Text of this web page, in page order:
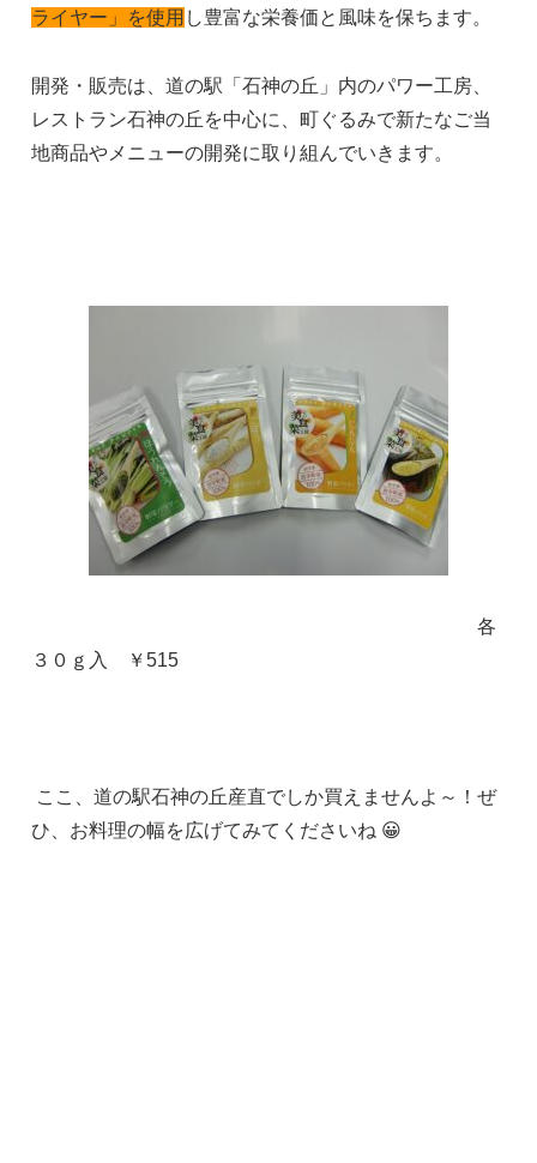
ライヤー」を使用 し豊富な栄養価と風味を保ちます。
開発・販売は、道の駅「石神の丘」内のパワー工房、
レストラン石神の丘を中心に、町ぐるみで新たなご当
地商品やメニューの開発に取り組んでいきます。
各
３０ｇ入 ￥515
ここ、道の駅石神の丘産直でしか買えませんよ～！ぜ
ひ、お料理の幅を広げてみてくださいね 😀